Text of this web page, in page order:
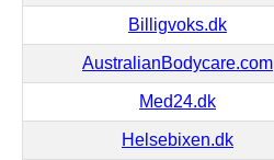
Billigvoks.dk
AustralianBodycare.com
Med24.dk
Helsebixen.dk